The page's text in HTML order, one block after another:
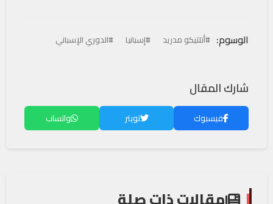
الوسوم: #أتلتيكو مدريد #إسبانيا #الدوري الإسباني
شارك المقال
فيسبوك تويتر واتساب